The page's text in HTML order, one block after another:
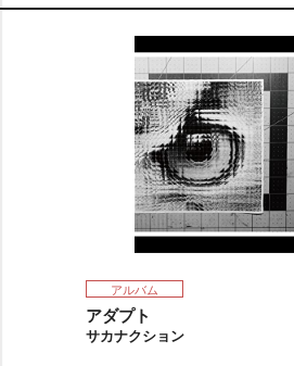
アルバム
アダプト
サカナクション